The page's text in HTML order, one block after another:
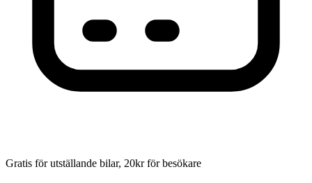
Gratis för utställande bilar, 20kr för besökare